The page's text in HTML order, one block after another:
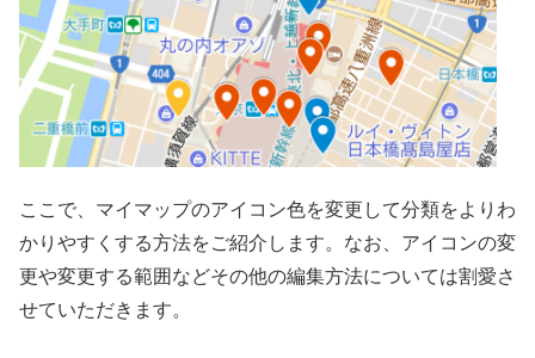
ここで、マイマップのアイコン色を変更して分類をよりわ
かりやすくする方法をご紹介します。なお、アイコンの変
更や変更する範囲などその他の編集方法については割愛さ
せていただきます。